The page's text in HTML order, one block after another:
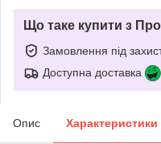
Що таке купити з
Замовлення під
Доступна доставка
Опис Характеристики